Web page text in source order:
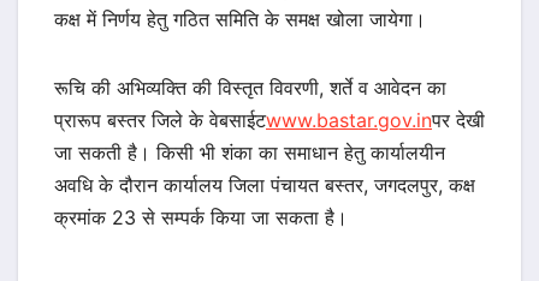
कक्ष में निर्णय हेतु गठित समिति के समक्ष खोला जायेगा।
रूचि की अभिव्यक्ति की विस्तृत विवरणी, शर्ते व आवेदन का
प्रारूप बस्तर जिले के वेबसाईटwww.bastar.gov.inपर देखी
जा सकती है। किसी भी शंका का समाधान हेतु कार्यालयीन
अवधि के दौरान कार्यालय जिला पंचायत बस्तर, जगदलपुर, कक्ष
क्रमांक 23 से सम्पर्क किया जा सकता है।